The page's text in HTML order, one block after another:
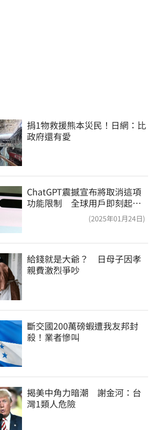
捐1物救援熊本災民！日網：比
政府還有愛
ChatGPT震撼宣布將取消這項
功能限制 全球用戶即刻起
(2025年01月24日)
給錢就是大爺？　日母子因孝
親費激烈爭吵
斷交國200萬磅蝦遭我友邦封
殺！業者慘叫
揭美中角力暗潮　謝金河：台
灣1類人危險